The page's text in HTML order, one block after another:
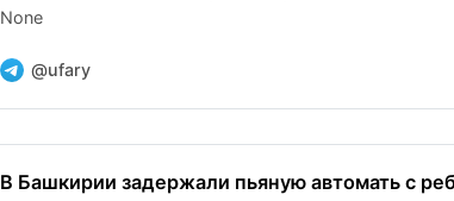
None
@ufary
В Башкирии задержали пьяную автомать с